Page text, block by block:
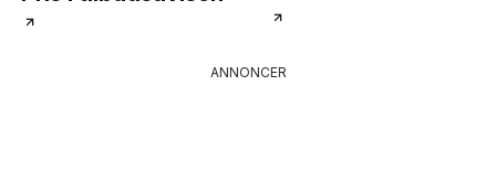
ANNONCER